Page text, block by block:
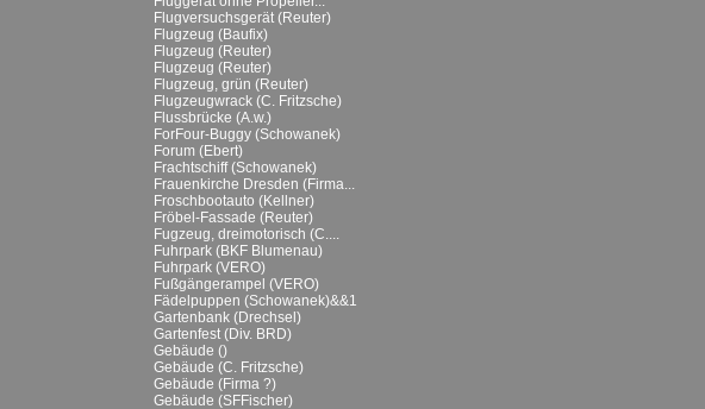
Flugversuchsgerät (Reuter)
Flugzeug (Baufix)
Flugzeug (Reuter)
Flugzeug (Reuter)
Flugzeug, grün (Reuter)
Flugzeugwrack (C. Fritzsche)
Flussbrücke (A.w.)
ForFour-Buggy (Schowanek)
Forum (Ebert)
Frachtschiff (Schowanek)
Frauenkirche Dresden (Firma...
Froschbootauto (Kellner)
Fröbel-Fassade (Reuter)
Fugzeug, dreimotorisch (C....
Fuhrpark (BKF Blumenau)
Fuhrpark (VERO)
Fußgängerampel (VERO)
Fädelpuppen (Schowanek)&&1
Gartenbank (Drechsel)
Gartenfest (Div. BRD)
Gebäude ()
Gebäude (C. Fritzsche)
Gebäude (Firma ?)
Gebäude (SFFischer)